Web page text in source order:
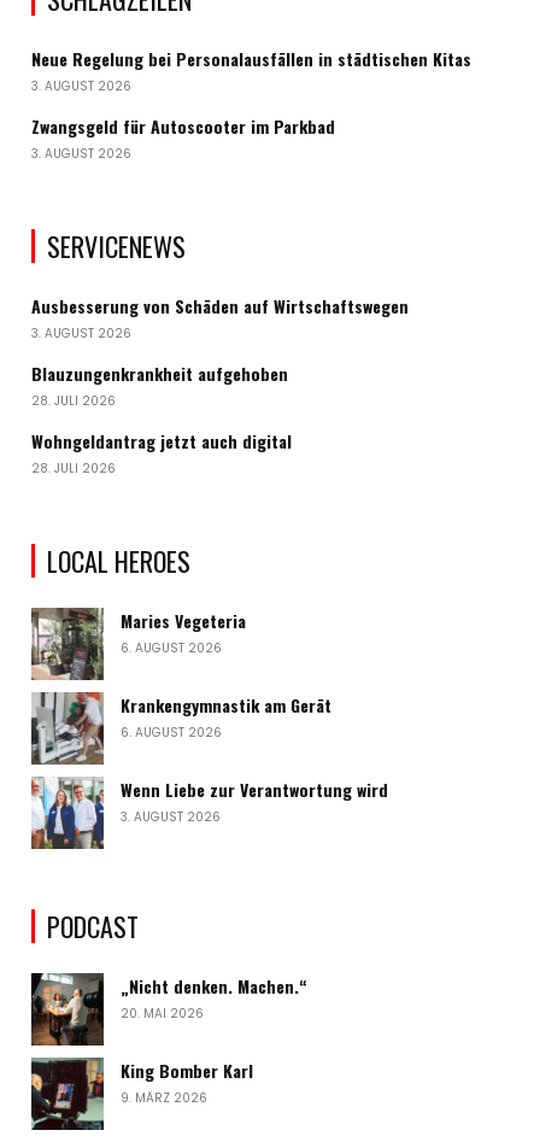
Neue Regelung bei Personalausfällen in städtischen Kitas
3. AUGUST 2026
Zwangsgeld für Autoscooter im Parkbad
3. AUGUST 2026
SERVICENEWS
Ausbesserung von Schäden auf Wirtschaftswegen
3. AUGUST 2026
Blauzungenkrankheit aufgehoben
28. JULI 2026
Wohngeldantrag jetzt auch digital
28. JULI 2026
LOCAL HEROES
Maries Vegeteria
6. AUGUST 2026
Krankengymnastik am Gerät
6. AUGUST 2026
Wenn Liebe zur Verantwortung wird
3. AUGUST 2026
PODCAST
„Nicht denken. Machen.“
20. MAI 2026
King Bomber Karl
9. MÄRZ 2026